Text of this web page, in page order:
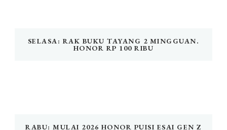
SELASA: RAK BUKU TAYANG 2 MINGGUAN.
HONOR RP 100 RIBU
RABU: MULAI 2026 HONOR PUISI ESAI GEN Z